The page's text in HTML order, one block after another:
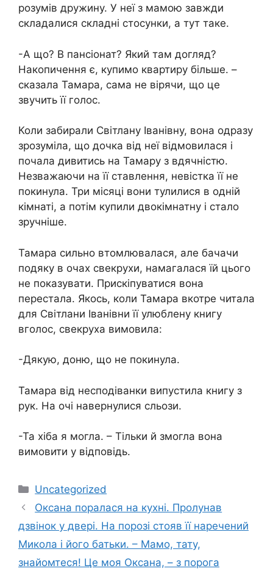
розумів дружину. У неї з мамою завжди
складалися складні стосунки, а тут таке.
-А що? В пансіонат? Який там догляд?
Накопичення є, купимо квартиру більше. –
сказала Тамара, сама не вірячи, що це
звучить її голос.
Коли забирали Світлану Іванівну, вона одразу
зрозуміла, що дочка від неї відмовилася і
почала дивитись на Тамару з вдячністю.
Незважаючи на її ставлення, невістка її не
покинула. Три місяці вони тулилися в одній
кімнаті, а потім купили двокімнатну і стало
зручніше.
Тамара сильно втомлювалася, але бачачи
подяку в очах свекрухи, намагалася їй цього
не показувати. Прискіпуватися вона
перестала. Якось, коли Тамара вкотре читала
для Світлани Іванівни її улюблену книгу
вголос, свекруха вимовила:
-Дякую, доню, що не покинула.
Тамара від несподіванки випустила книгу з
рук. На очі навернулися сльози.
-Та хіба я могла. – Тільки й змогла вона
вимовити у відповідь.
Категорії
Uncategorized
Оксана поралася на кухні. Пролунав
дзвінок у двері. На порозі стояв її наречений
Микола і його батьки. – Мамо, тату,
знайомтеся! Це моя Оксана, – з порога